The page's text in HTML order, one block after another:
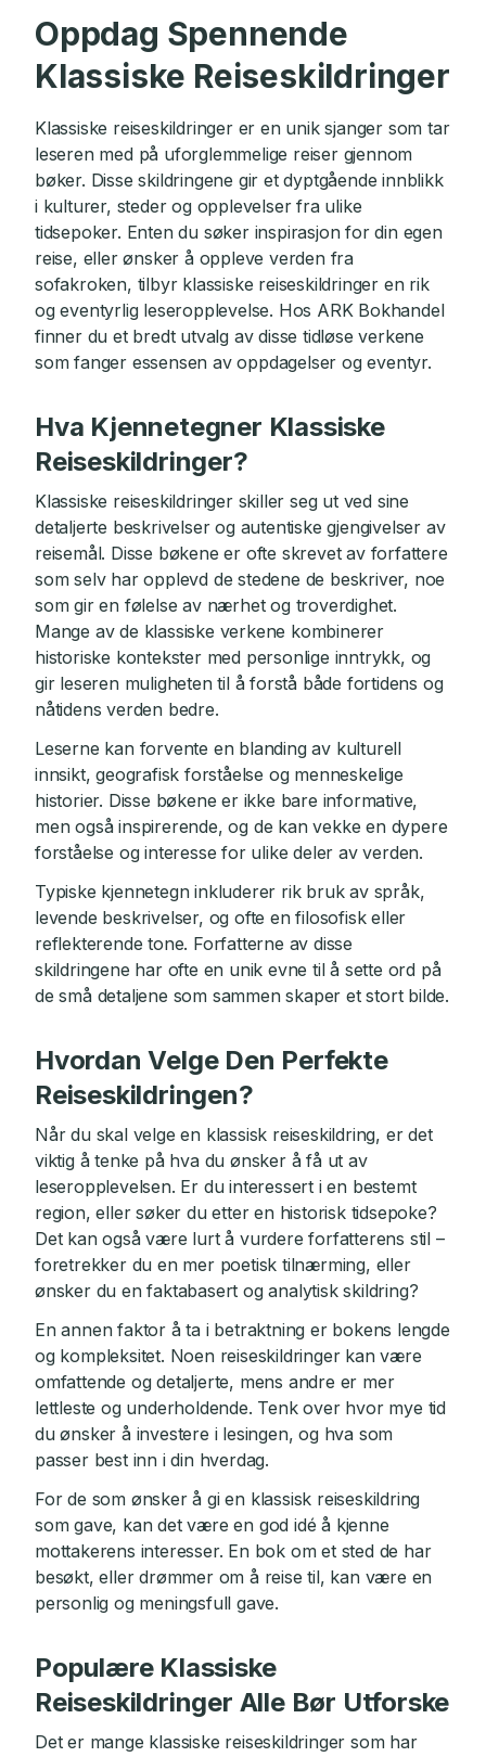
Oppdag Spennende
Klassiske Reiseskildringer
Klassiske reiseskildringer er en unik sjanger som tar
leseren med på uforglemmelige reiser gjennom
bøker. Disse skildringene gir et dyptgående innblikk
i kulturer, steder og opplevelser fra ulike
tidsepoker. Enten du søker inspirasjon for din egen
reise, eller ønsker å oppleve verden fra
sofakroken, tilbyr klassiske reiseskildringer en rik
og eventyrlig leseropplevelse. Hos ARK Bokhandel
finner du et bredt utvalg av disse tidløse verkene
som fanger essensen av oppdagelser og eventyr.
Hva Kjennetegner Klassiske
Reiseskildringer?
Klassiske reiseskildringer skiller seg ut ved sine
detaljerte beskrivelser og autentiske gjengivelser av
reisemål. Disse bøkene er ofte skrevet av forfattere
som selv har opplevd de stedene de beskriver, noe
som gir en følelse av nærhet og troverdighet.
Mange av de klassiske verkene kombinerer
historiske kontekster med personlige inntrykk, og
gir leseren muligheten til å forstå både fortidens og
nåtidens verden bedre.
Leserne kan forvente en blanding av kulturell
innsikt, geografisk forståelse og menneskelige
historier. Disse bøkene er ikke bare informative,
men også inspirerende, og de kan vekke en dypere
forståelse og interesse for ulike deler av verden.
Typiske kjennetegn inkluderer rik bruk av språk,
levende beskrivelser, og ofte en filosofisk eller
reflekterende tone. Forfatterne av disse
skildringene har ofte en unik evne til å sette ord på
de små detaljene som sammen skaper et stort bilde.
Hvordan Velge Den Perfekte
Reiseskildringen?
Når du skal velge en klassisk reiseskildring, er det
viktig å tenke på hva du ønsker å få ut av
leseropplevelsen. Er du interessert i en bestemt
region, eller søker du etter en historisk tidsepoke?
Det kan også være lurt å vurdere forfatterens stil –
foretrekker du en mer poetisk tilnærming, eller
ønsker du en faktabasert og analytisk skildring?
En annen faktor å ta i betraktning er bokens lengde
og kompleksitet. Noen reiseskildringer kan være
omfattende og detaljerte, mens andre er mer
lettleste og underholdende. Tenk over hvor mye tid
du ønsker å investere i lesingen, og hva som
passer best inn i din hverdag.
For de som ønsker å gi en klassisk reiseskildring
som gave, kan det være en god idé å kjenne
mottakerens interesser. En bok om et sted de har
besøkt, eller drømmer om å reise til, kan være en
personlig og meningsfull gave.
Populære Klassiske
Reiseskildringer Alle Bør Utforske
Det er mange klassiske reiseskildringer som har